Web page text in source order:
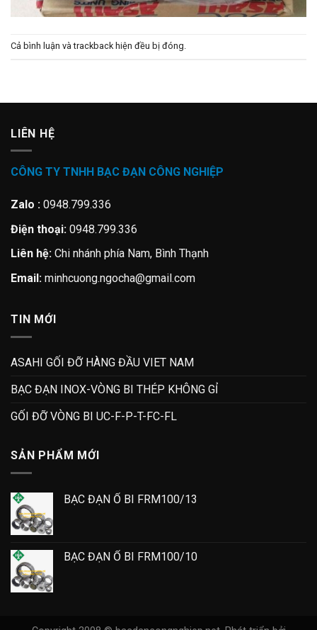
Cả bình luận và trackback hiện đều bị đóng.
LIÊN HỆ
CÔNG TY TNHH BẠC ĐẠN CÔNG NGHIỆP
Zalo : 0948.799.336
Điện thoại: 0948.799.336
Liên hệ: Chi nhánh phía Nam, Bình Thạnh
Email: minhcuong.ngocha@gmail.com
TIN MỚI
ASAHI GỐI ĐỠ HÀNG ĐẦU VIET NAM
BẠC ĐẠN INOX-VÒNG BI THÉP KHÔNG GỈ
GỐI ĐỠ VÒNG BI UC-F-P-T-FC-FL
SẢN PHẨM MỚI
BẠC ĐẠN Ổ BI FRM100/13
BẠC ĐẠN Ổ BI FRM100/10